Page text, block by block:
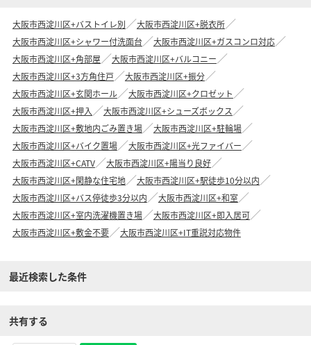
大阪市西淀川区+バストイレ別
大阪市西淀川区+脱衣所
大阪市西淀川区+シャワー付洗面台
大阪市西淀川区+ガスコンロ対応
大阪市西淀川区+角部屋
大阪市西淀川区+バルコニー
大阪市西淀川区+3方角住戸
大阪市西淀川区+振分
大阪市西淀川区+玄関ホール
大阪市西淀川区+クロゼット
大阪市西淀川区+押入
大阪市西淀川区+シューズボックス
大阪市西淀川区+敷地内ごみ置き場
大阪市西淀川区+駐輪場
大阪市西淀川区+バイク置場
大阪市西淀川区+光ファイバー
大阪市西淀川区+CATV
大阪市西淀川区+陽当り良好
大阪市西淀川区+閑静な住宅地
大阪市西淀川区+駅徒歩10分以内
大阪市西淀川区+バス停徒歩3分以内
大阪市西淀川区+和室
大阪市西淀川区+室内洗濯機置き場
大阪市西淀川区+即入居可
大阪市西淀川区+敷金不要
大阪市西淀川区+IT重説対応物件
最近検索した条件
共有する